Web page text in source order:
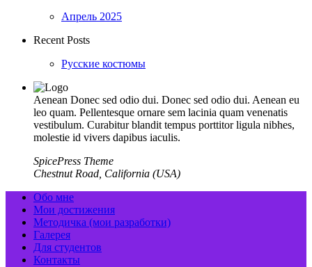
Апрель 2025
Recent Posts
Русские костюмы
Aenean Donec sed odio dui. Donec sed odio dui. Aenean eu
leo quam. Pellentesque ornare sem lacinia quam venenatis
vestibulum. Curabitur blandit tempus porttitor ligula nibhes,
molestie id vivers dapibus iaculis.
SpicePress Theme
Chestnut Road, California (USA)
Обо мне
Мои достижения
Методичка (мои разработки)
Галерея
Для студентов
Контакты